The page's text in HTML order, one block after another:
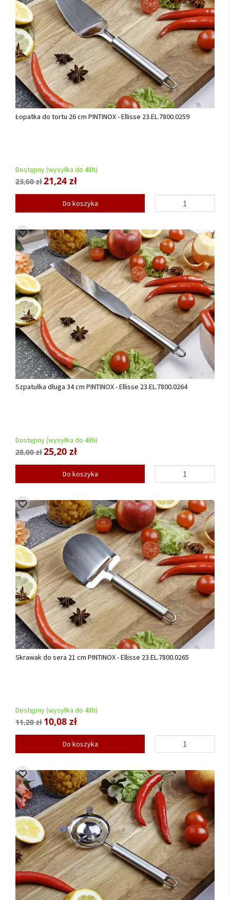
Łopatka do tortu 26 cm PINTINOX - Ellisse 23.EL.7800.0259
Dostępny (wysyłka do 48h)
23,60 zł21,24 zł
Do koszyka
Szpatułka długa 34 cm PINTINOX - Ellisse 23.EL.7800.0264
Dostępny (wysyłka do 48h)
28,00 zł25,20 zł
Do koszyka
Skrawak do sera 21 cm PINTINOX - Ellisse 23.EL.7800.0265
Dostępny (wysyłka do 48h)
11,20 zł 10,08 zł
Do koszyka